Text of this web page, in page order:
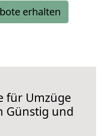
erhalten
für Umzüge
Günstig und